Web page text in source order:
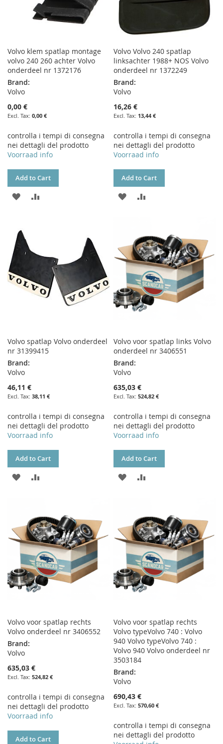
Volvo klem spatlap montage
volvo 240 260 achter Volvo
onderdeel nr 1372176
Brand:
Volvo
0,00 €
0,00 €
controlla i tempi di consegna
nei dettagli del prodotto
Voorraad info
Add to Cart
ADD
WISH
LIST
Volvo Volvo 240 spatlap
linksachter 1988+ NOS Volvo
onderdeel nr 1372249
Brand:
Volvo
16,26 €
13,44 €
controlla i tempi di consegna
nei dettagli del prodotto
Voorraad info
Add to Cart
ADD
LIST
Volvo spatlap Volvo onderdeel
nr 31399415
Brand:
Volvo
46,11 €
38,11 €
controlla i tempi di consegna
nei dettagli del prodotto
Voorraad info
Add to Cart
ADD
LIST
Volvo voor spatlap links Volvo
onderdeel nr 3406551
Brand:
Volvo
635,03 €
524,82 €
controlla i tempi di consegna
nei dettagli del prodotto
Voorraad info
Add to Cart
ADD
LIST
Volvo voor spatlap rechts
Volvo onderdeel nr 3406552
Brand:
Volvo
635,03 €
524,82 €
controlla i tempi di consegna
nei dettagli del prodotto
Voorraad info
Add to Cart
Volvo voor spatlap rechts
Volvo typeVolvo 740 : Volvo
940 Volvo typeVolvo 740 :
Volvo 940 Volvo onderdeel nr
3503184
Brand:
Volvo
690,43 €
570,60 €
controlla i tempi di consegna
nei dettagli del prodotto